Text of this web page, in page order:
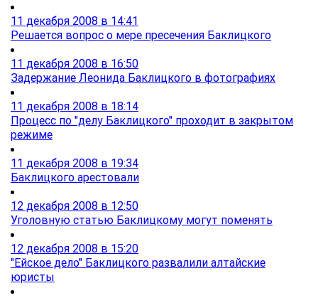
11 декабря 2008 в 14:41
Решается вопрос о мере пресечения Баклицкого
11 декабря 2008 в 16:50
Задержание Леонида Баклицкого в фотографиях
11 декабря 2008 в 18:14
Процесс по "делу Баклицкого" проходит в закрытом
режиме
11 декабря 2008 в 19:34
Баклицкого арестовали
12 декабря 2008 в 12:50
Уголовную статью Баклицкому могут поменять
12 декабря 2008 в 15:20
"Ейское дело" Баклицкого развалили алтайские
юристы